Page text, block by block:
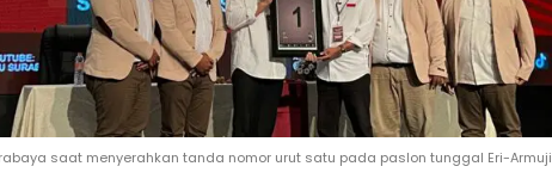
saat menyerahkan tanda nomor urut satu pada paslon tunggal Eri-Armuji